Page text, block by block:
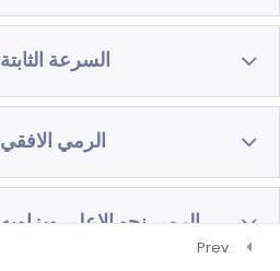
السرعة الثابتة
الرمي الافقي
الرمي نحو الاعلى وبزاويه
Prev